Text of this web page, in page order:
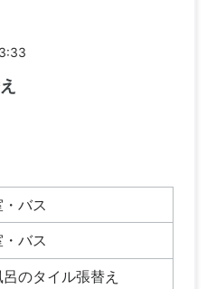
バス
バス
呂のタイル張替え